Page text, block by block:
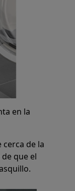
en la
de la
que el